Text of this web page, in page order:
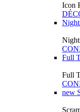
Icon
Full
Full
new